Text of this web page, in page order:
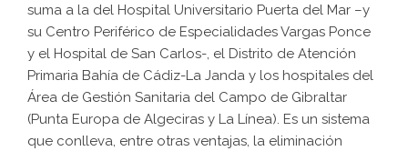
suma a la del Hospital Universitario Puerta del Mar –y
su Centro Periférico de Especialidades Vargas Ponce
y el Hospital de San Carlos-, el Distrito de Atención
Primaria Bahía de Cádiz-La Janda y los hospitales del
Área de Gestión Sanitaria del Campo de Gibraltar
(Punta Europa de Algeciras y La Línea). Es un sistema
que conlleva, entre otras ventajas, la eliminación